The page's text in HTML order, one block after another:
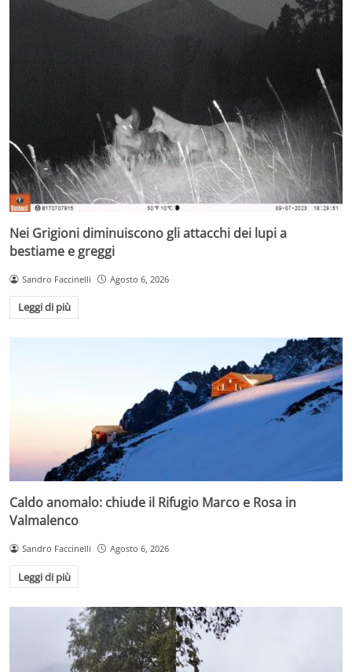
Nei Grigioni diminuiscono gli attacchi dei lupi a
bestiame e greggi
Sandro Faccinelli Agosto 6, 2026
Leggi di più
Caldo anomalo: chiude il Rifugio Marco e Rosa in
Valmalenco
Sandro Faccinelli Agosto 6, 2026
Leggi di più